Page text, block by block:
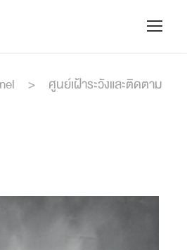
>
ศูนย์เฝ้าระวังและติดตาม